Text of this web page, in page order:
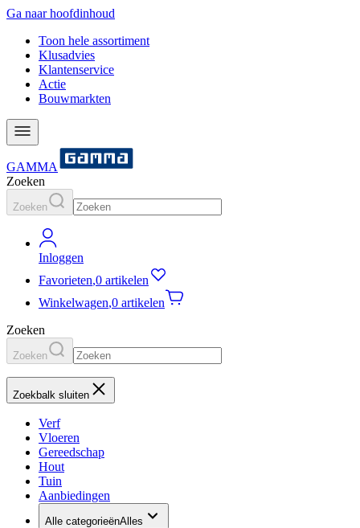
Ga naar hoofdinhoud
Toon hele assortiment
Klusadvies
Klantenservice
Actie
Bouwmarkten
GAMMA
Zoeken
Zoeken
Inloggen
Favorieten,0 artikelen
Winkelwagen,0 artikelen
Zoeken
Zoeken
Zoekbalk sluiten
Verf
Vloeren
Gereedschap
Hout
Tuin
Aanbiedingen
Alle categorieënAlles